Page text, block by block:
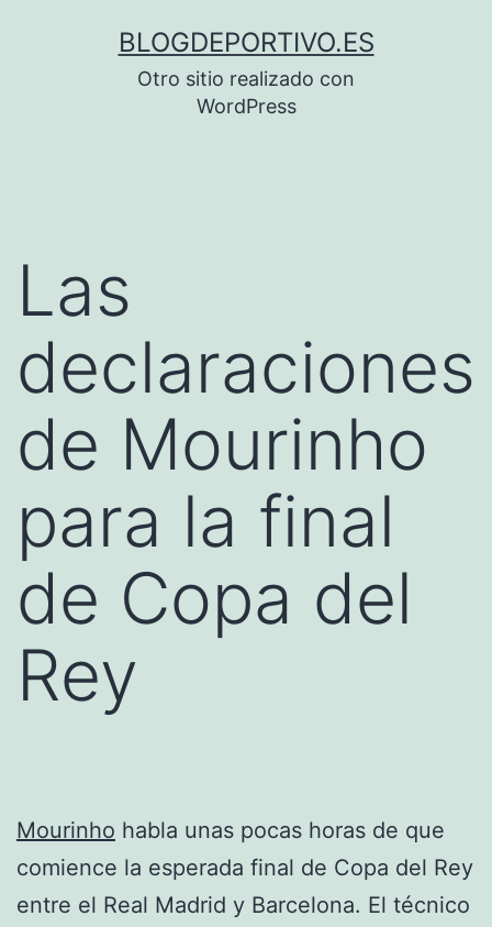
BLOGDEPORTIVO.ES
Otro sitio realizado con
WordPress
Las
declaraciones
de Mourinho
para la final
de Copa del
Rey
Mourinho habla unas pocas horas de que
comience la esperada final de Copa del Rey
entre el Real Madrid y Barcelona. El técnico